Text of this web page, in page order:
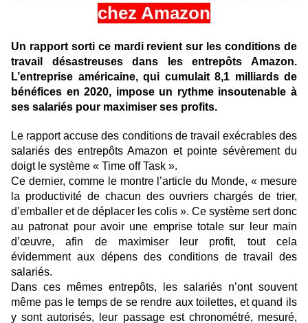
chez Amazon
Un rapport sorti ce mardi revient sur les conditions de
travail désastreuses dans les entrepôts Amazon.
L’entreprise américaine, qui cumulait 8,1 milliards de
bénéfices en 2020, impose un rythme insoutenable à
ses salariés pour maximiser ses profits.
Le rapport accuse des conditions de travail exécrables des
salariés des entrepôts Amazon et pointe sévèrement du
doigt le système « Time off Task ».
Ce dernier, comme le montre l’article du Monde, « mesure
la productivité de chacun des ouvriers chargés de trier,
d’emballer et de déplacer les colis ». Ce système sert donc
au patronat pour avoir une emprise totale sur leur main
d’œuvre, afin de maximiser leur profit, tout cela
évidemment aux dépens des conditions de travail des
salariés.
Dans ces mêmes entrepôts, les salariés n’ont souvent
même pas le temps de se rendre aux toilettes, et quand ils
y sont autorisés, leur passage est chronométré, mesuré,